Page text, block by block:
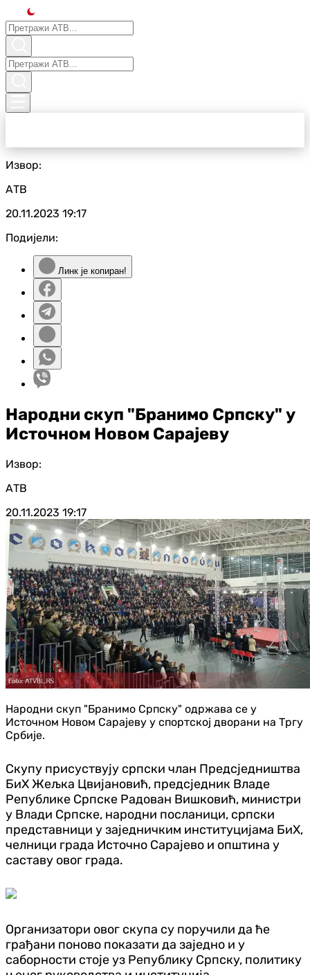
Извор:
АТВ
20.11.2023 19:17
Подијели:
Линк је копиран!
Народни скуп "Бранимо Српску" у
Источном Новом Сарајеву
Извор:
АТВ
20.11.2023 19:17
Народни скуп "Бранимо Српску" одржава се у
Источном Новом Сарајеву у спортској дворани на Тргу
Србије.
Скупу присуствују српски члан Предсједништва
БиХ Жељка Цвијановић, предсједник Владе
Републике Српске Радован Вишковић, министри
у Влади Српске, народни посланици, српски
представници у заједничким институцијама БиХ,
челници града Источно Сарајево и општина у
саставу овог града.
Организатори овог скупа су поручили да ће
грађани поново показати да заједно и у
саборности стоје уз Републику Српску, политику